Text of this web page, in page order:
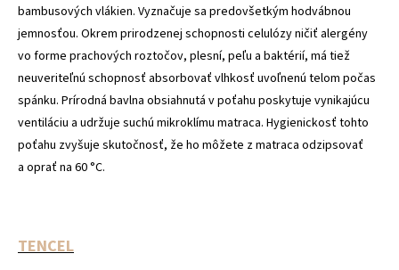
bambusových vlákien. Vyznačuje sa predovšetkým hodvábnou
jemnosťou. Okrem prirodzenej schopnosti celulózy ničiť alergény
vo forme prachových roztočov, plesní, peľu a baktérií, má tiež
neuveriteľnú schopnosť absorbovať vlhkosť uvoľnenú telom počas
spánku. Prírodná bavlna obsiahnutá v poťahu poskytuje vynikajúcu
ventiláciu a udržuje suchú mikroklímu matraca. Hygienickosť tohto
poťahu zvyšuje skutočnosť, že ho môžete z matraca odzipsovať
a oprať na 60 °C.
TENCEL